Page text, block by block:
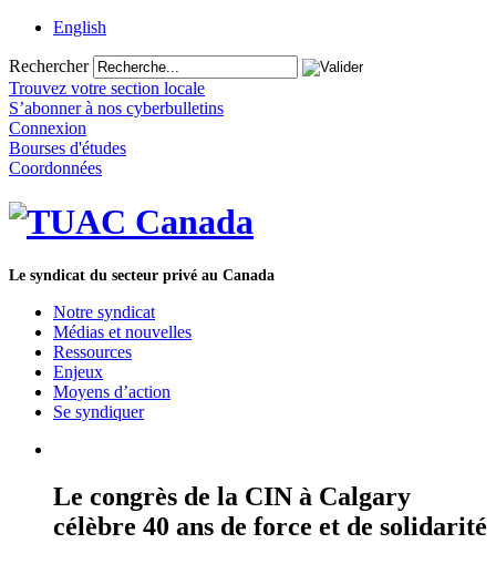
English
Rechercher
Trouvez votre section locale
S’abonner à nos cyberbulletins
Connexion
Bourses d'études
Coordonnées
Le syndicat du secteur privé au Canada
Notre syndicat
Médias et nouvelles
Ressources
Enjeux
Moyens d’action
Se syndiquer
Le congrès de la CIN à Calgary
célèbre 40 ans de force et de solidarité